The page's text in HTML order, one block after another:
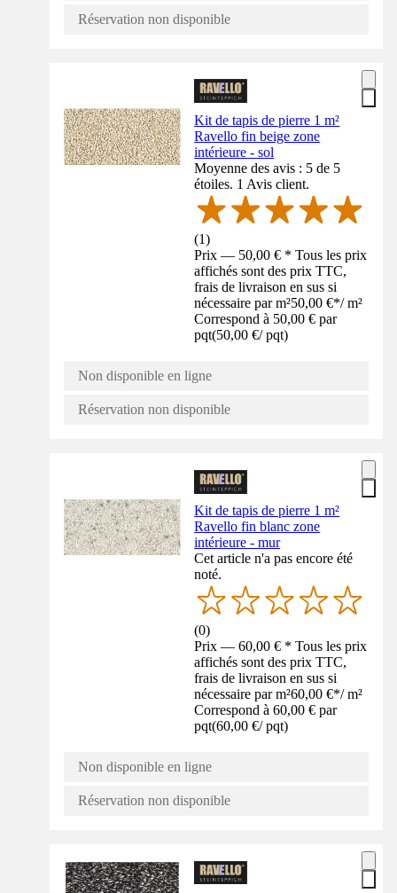
Réservation non disponible
Kit de tapis de pierre 1 m²
Ravello fin beige zone
intérieure - sol
Moyenne des avis : 5 de 5
étoiles. 1 Avis client.
(1)
Prix — 50,00 € * Tous les prix
affichés sont des prix TTC,
frais de livraison en sus si
nécessaire par m²50,00 €*/ m²
Correspond à 50,00 € par
pqt(50,00 €/ pqt)
Non disponible en ligne
Réservation non disponible
Kit de tapis de pierre 1 m²
Ravello fin blanc zone
intérieure - mur
Cet article n'a pas encore été
noté.
(0)
Prix — 60,00 € * Tous les prix
affichés sont des prix TTC,
frais de livraison en sus si
nécessaire par m²60,00 €*/ m²
Correspond à 60,00 € par
pqt(60,00 €/ pqt)
Non disponible en ligne
Réservation non disponible